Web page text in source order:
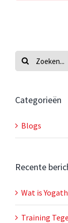
Zoeken
naar:
Categorieën
Blogs
Recente
Wat is
Training